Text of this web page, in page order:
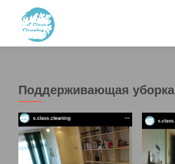
Поддерживающая уборка